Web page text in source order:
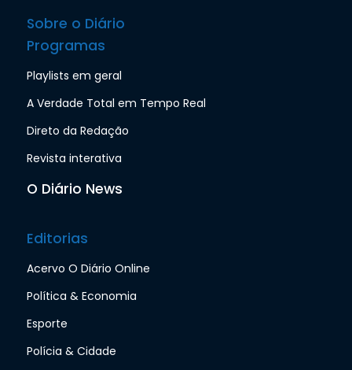
Sobre o Diário
Programas
Playlists em geral
A Verdade Total em Tempo Real
Direto da Redação
Revista interativa
O Diário News
Editorias
Acervo O Diário Online
Política & Economia
Esporte
Polícia & Cidade